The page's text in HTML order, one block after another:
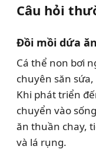
Câu hỏi
Đồi mồi dứa
Cá thể non bơi
chuyên săn
Khi phát triển
chuyển vào
ăn thuần chay,
và lá rụng.